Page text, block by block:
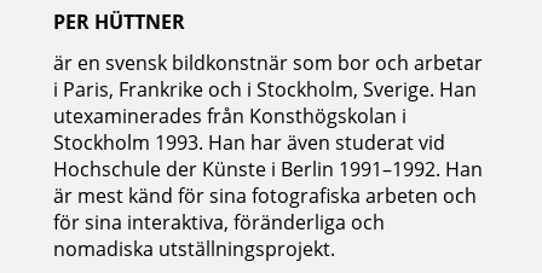
PER HÜTTNER
är en svensk bildkonstnär som bor och arbetar
i Paris, Frankrike och i Stockholm, Sverige. Han
utexaminerades från Konsthögskolan i
Stockholm 1993. Han har även studerat vid
Hochschule der Künste i Berlin 1991–1992. Han
är mest känd för sina fotografiska arbeten och
för sina interaktiva, föränderliga och
nomadiska utställningsprojekt.